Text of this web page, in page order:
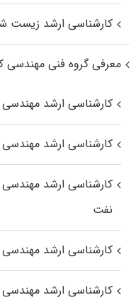
کارشناسی ارشد زیست‌
معرفی گروه فنی مهندسی
کارشناسی ارشد
کارشناسی ارشد مهندسی
کارشناسی ارشد مهندسی
نفت
کارشناسی ارشد
کارشناسی ارشد